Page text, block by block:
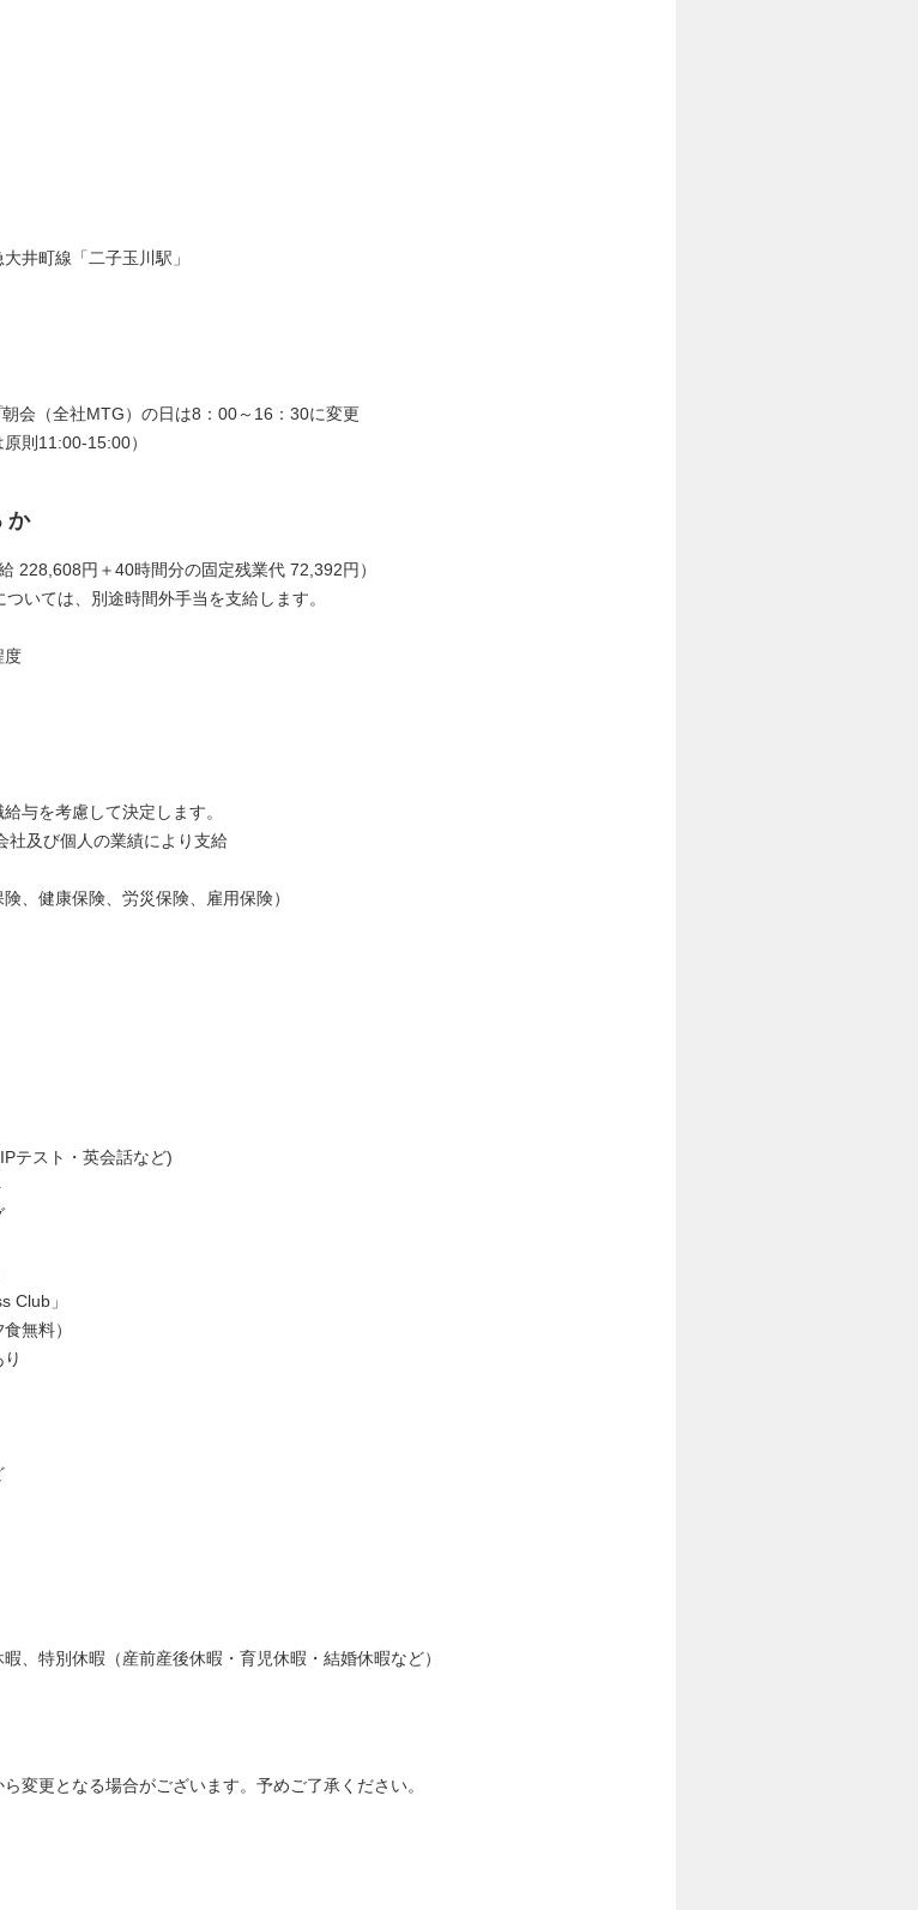
井町線「二子玉川駅」
会（全社MTG）の日は8：00～16：30に変更
則11:00-15:00）
か
228,608円＋40時間分の固定残業代 72,392円）
いては、別途時間外手当を支給します。
度
を考慮して決定します。
及び個人の業績により支給
、健康保険、労災保険、雇用保険）
テスト・英会話など)
Club」
無料）
、特別休暇（産前産後休暇・育児休暇・結婚休暇など）
変更となる場合がございます。予めご了承ください。